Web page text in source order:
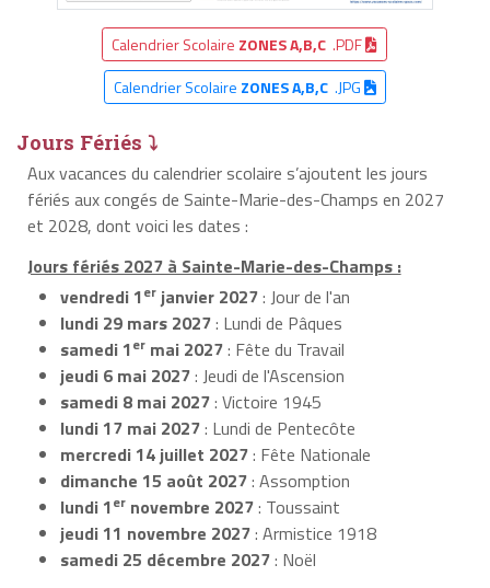
Calendrier Scolaire ZONES A,B,C .PDF
Calendrier Scolaire ZONES A,B,C.JPG
Jours Fériés ⤵
Aux vacances du calendrier scolaire s’ajoutent les jours
fériés aux congés de Sainte-Marie-des-Champs en 2027
et 2028, dont voici les dates :
Jours fériés 2027 à Sainte-Marie-des-Champs :
vendredi 1er janvier 2027: Jour de l'an
lundi 29 mars 2027: Lundi de Pâques
samedi 1er mai 2027: Fête du Travail
jeudi 6 mai 2027: Jeudi de l'Ascension
samedi 8 mai 2027: Victoire 1945
lundi 17 mai 2027: Lundi de Pentecôte
mercredi 14 juillet 2027: Fête Nationale
dimanche 15 août 2027: Assomption
lundi 1er novembre 2027: Toussaint
jeudi 11 novembre 2027: Armistice 1918
samedi 25 décembre 2027: Noël